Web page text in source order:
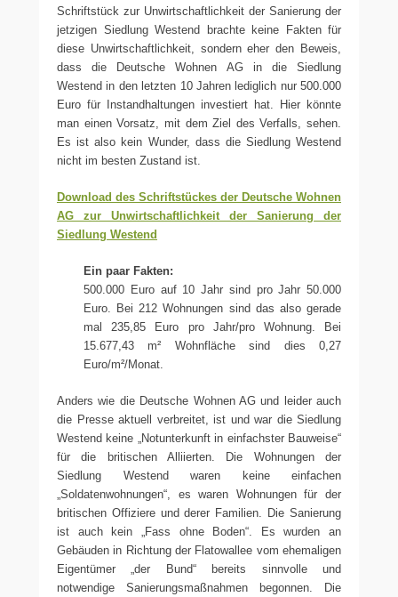
Schriftstück zur Unwirtschaftlichkeit der Sanierung der
jetzigen Siedlung Westend brachte keine Fakten für
diese Unwirtschaftlichkeit, sondern eher den Beweis,
dass die Deutsche Wohnen AG in die Siedlung
Westend in den letzten 10 Jahren lediglich nur 500.000
Euro für Instandhaltungen investiert hat. Hier könnte
man einen Vorsatz, mit dem Ziel des Verfalls, sehen.
Es ist also kein Wunder, dass die Siedlung Westend
nicht im besten Zustand ist.
Download des Schriftstückes der Deutsche Wohnen
AG zur Unwirtschaftlichkeit der Sanierung der
Siedlung Westend
Ein paar Fakten:
500.000 Euro auf 10 Jahr sind pro Jahr 50.000
Euro. Bei 212 Wohnungen sind das also gerade
mal 235,85 Euro pro Jahr/pro Wohnung. Bei
15.677,43 m² Wohnfläche sind dies 0,27
Euro/m²/Monat.
Anders wie die Deutsche Wohnen AG und leider auch
die Presse aktuell verbreitet, ist und war die Siedlung
Westend keine „Notunterkunft in einfachster Bauweise“
für die britischen Alliierten. Die Wohnungen der
Siedlung Westend waren keine einfachen
„Soldatenwohnungen“, es waren Wohnungen für der
britischen Offiziere und derer Familien. Die Sanierung
ist auch kein „Fass ohne Boden“. Es wurden an
Gebäuden in Richtung der Flatowallee vom ehemaligen
Eigentümer „der Bund“ bereits sinnvolle und
notwendige Sanierungsmaßnahmen begonnen. Die